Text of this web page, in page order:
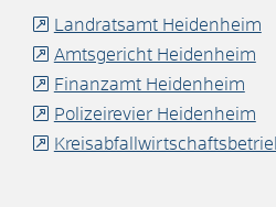
Landratsamt Heidenheim
Amtsgericht Heidenheim
Finanzamt Heidenheim
Polizeirevier Heidenheim